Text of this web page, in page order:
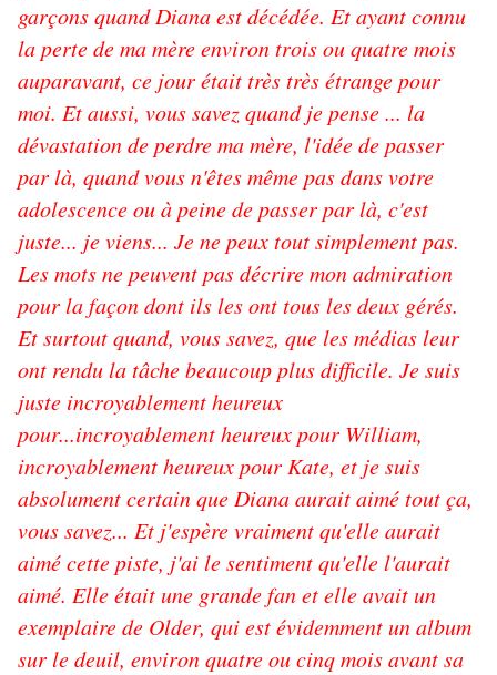
garçons quand Diana est décédée. Et ayant connu
la perte de ma mère environ trois ou quatre mois
auparavant, ce jour était très très étrange pour
moi. Et aussi, vous savez quand je pense ... la
dévastation de perdre ma mère, l'idée de passer
par là, quand vous n'êtes même pas dans votre
adolescence ou à peine de passer par là, c'est
juste... je viens... Je ne peux tout simplement pas.
Les mots ne peuvent pas décrire mon admiration
pour la façon dont ils les ont tous les deux gérés.
Et surtout quand, vous savez, que les médias leur
ont rendu la tâche beaucoup plus difficile. Je suis
juste incroyablement heureux
pour...incroyablement heureux pour William,
incroyablement heureux pour Kate, et je suis
absolument certain que Diana aurait aimé tout ça,
vous savez... Et j'espère vraiment qu'elle aurait
aimé cette piste, j'ai le sentiment qu'elle l'aurait
aimé. Elle était une grande fan et elle avait un
exemplaire de Older, qui est évidemment un album
sur le deuil, environ quatre ou cinq mois avant sa